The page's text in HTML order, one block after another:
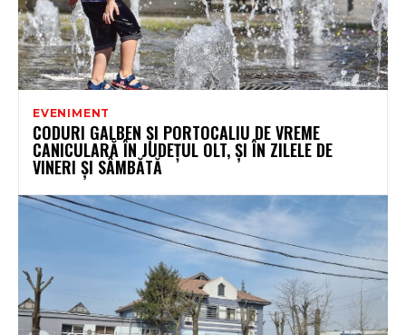
EVENIMENT
CODURI GALBEN ȘI PORTOCALIU DE VREME
CANICULARĂ ÎN JUDEȚUL OLT, ȘI ÎN ZILELE DE
VINERI ȘI SÂMBĂTĂ